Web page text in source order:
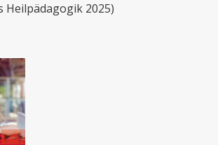
Heilpädagogik 2025)